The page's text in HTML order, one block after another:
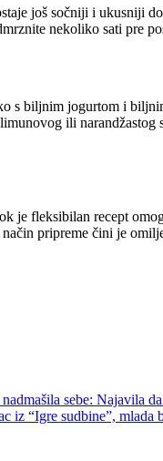
još sočniji i ukusniji
nekoliko sati pre
s biljnim jogurtom i
ili
je fleksibilan recept
pripreme čini je
sebe: Najavila
iz “Igre sudbine”,